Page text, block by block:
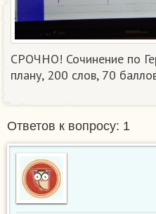
СРОЧНО! Сочинение по
плану, 200 слов, 70
Ответов к вопросу: 1